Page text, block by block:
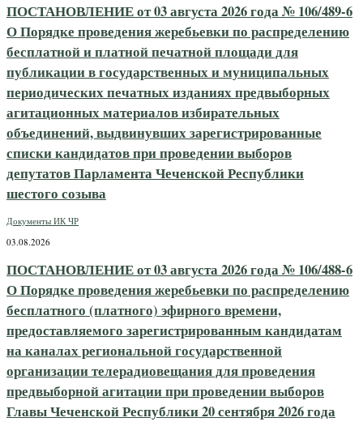
ПОСТАНОВЛЕНИЕ от 03 августа 2026 года № 106/489-6
О Порядке проведения жеребьевки по распределению
бесплатной и платной печатной площади для
публикации в государственных и муниципальных
периодических печатных изданиях предвыборных
агитационных материалов избирательных
объединений, выдвинувших зарегистрированные
списки кандидатов при проведении выборов
депутатов Парламента Чеченской Республики
шестого созыва
Документы ИК ЧР
03.08.2026
ПОСТАНОВЛЕНИЕ от 03 августа 2026 года № 106/488-6
О Порядке проведения жеребьевки по распределению
бесплатного (платного) эфирного времени,
предоставляемого зарегистрированным кандидатам
на каналах региональной государственной
организации телерадиовещания для проведения
предвыборной агитации при проведении выборов
Главы Чеченской Республики 20 сентября 2026 года